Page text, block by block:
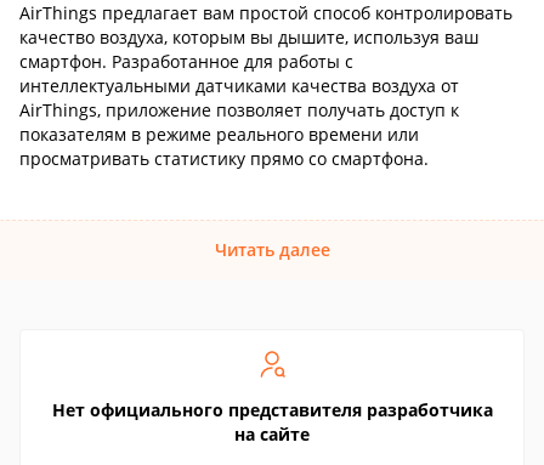
AirThings предлагает вам простой способ контролировать
качество воздуха, которым вы дышите, используя ваш
смартфон. Разработанное для работы с
интеллектуальными датчиками качества воздуха от
AirThings, приложение позволяет получать доступ к
показателям в режиме реального времени или
просматривать статистику прямо со смартфона.
Читать далее
Нет официального представителя разработчика
на сайте